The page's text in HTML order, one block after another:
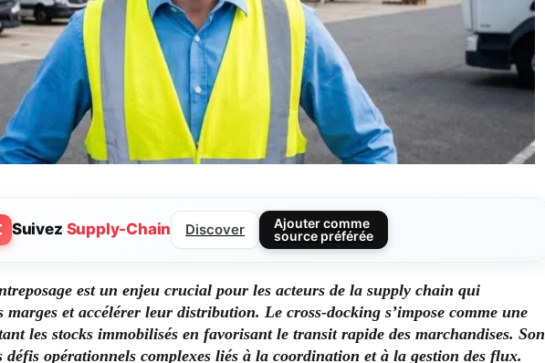
Suivez Supply-Chain Discover
Ajouter comme
source préférée
est un enjeu crucial pour les acteurs de la supply chain qui
et accélérer leur distribution. Le cross-docking s’impose comme une
les stocks immobilisés en favorisant le transit rapide des marchandises. Son
défis opérationnels complexes liés à la coordination et à la gestion des flux.